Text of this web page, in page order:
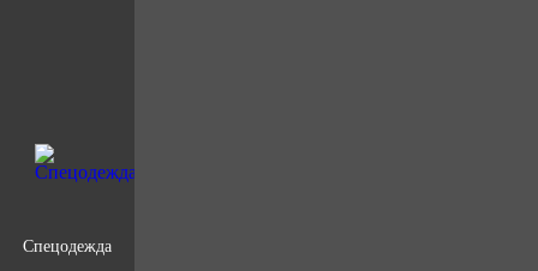
Спецодежда